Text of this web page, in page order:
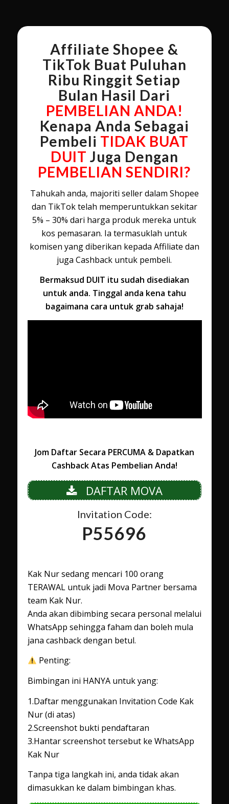
Affiliate Shopee &
TikTok Buat Puluhan
Ribu Ringgit Setiap
Bulan Hasil Dari
PEMBELIAN ANDA!
Kenapa Anda Sebagai
Pembeli TIDAK BUAT
DUIT Juga Dengan
PEMBELIAN SENDIRI?
Tahukah anda, majoriti seller dalam Shopee
dan TikTok telah memperuntukkan sekitar
5% – 30% dari harga produk mereka untuk
kos pemasaran. Ia termasuklah untuk
komisen yang diberikan kepada Affiliate dan
juga Cashback untuk pembeli.
Bermaksud DUIT itu sudah disediakan
untuk anda. Tinggal anda kena tahu
bagaimana cara untuk grab sahaja!
Jom Daftar Secara PERCUMA & Dapatkan
Cashback Atas Pembelian Anda!
DAFTAR MOVA
Invitation Code:
P55696
Kak Nur sedang mencari 100 orang
TERAWAL untuk jadi Mova Partner bersama
team Kak Nur.
Anda akan dibimbing secara personal melalui
WhatsApp sehingga faham dan boleh mula
jana cashback dengan betul.
Penting:
Bimbingan ini HANYA untuk yang:
1️.Daftar menggunakan Invitation Code Kak
Nur (di atas)
2️.Screenshot bukti pendaftaran
3️.Hantar screenshot tersebut ke WhatsApp
Kak Nur
Tanpa tiga langkah ini, anda tidak akan
dimasukkan ke dalam bimbingan khas.